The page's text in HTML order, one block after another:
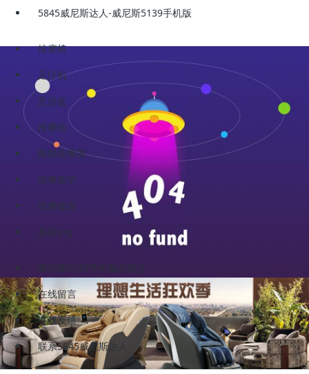
5845威尼斯达人-威尼斯5139手机版
按摩椅
足疗机
足浴盆
按摩枕
眼部按摩器
按摩靠垫
按摩披肩
美容ing
威尼斯5139手机版的简介
在线留言
在线反馈
联系5845威尼斯达人